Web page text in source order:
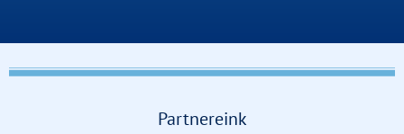
Partnereink